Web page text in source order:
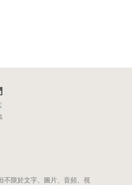
不限於文字、圖片、音頻、視